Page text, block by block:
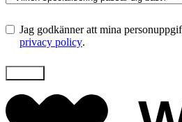
Jag godkänner att mina
privacy policy.